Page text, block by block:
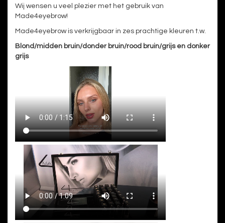
Wij wensen u veel plezier met het gebruik van
Made4eyebrow!
Made4eyebrow is verkrijgbaar in zes prachtige kleuren t.w.
Blond/midden bruin/donder bruin/rood bruin/grijs en donker
grijs